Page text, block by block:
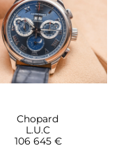
Chopard
L.U.C
106 645 €